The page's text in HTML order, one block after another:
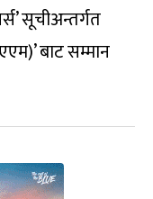
सूचीअन्तर्गत
बाट सम्मान